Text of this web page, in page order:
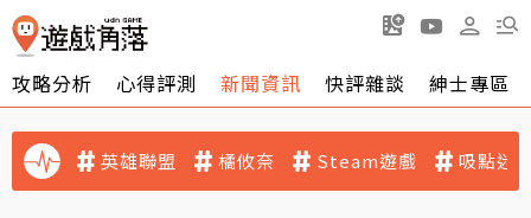
攻略分析 心得評測 新聞資訊 快評雜談 紳士專區
英雄聯盟 橘攸奈 Steam遊戲 吸點迷